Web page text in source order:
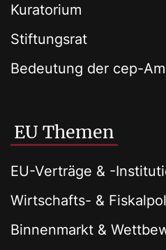
Kuratorium
Stiftungsrat
Bedeutung der cep-
EU Themen
EU-Verträge & -
Wirtschafts- &
Binnenmarkt &